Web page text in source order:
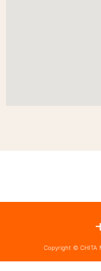
Copyright © CHITA